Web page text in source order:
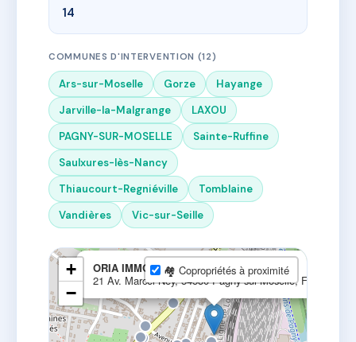
14
COMMUNES D'INTERVENTION (12)
Ars-sur-Moselle Gorze
Hayange
Jarville-la-Malgrange
LAXOU
PAGNY-SUR-MOSELLE
Sainte-Ruffine
Saulxures-lès-Nancy
Thiaucourt-Regniéville
Tomblaine
Vandières
Vic-sur-Seille
ORIA IMMOBILIER
21 Av. Marcel Ney, 54530 Pagny-sur-Moselle, France
+
−
🏘 Copropriétés à proximité